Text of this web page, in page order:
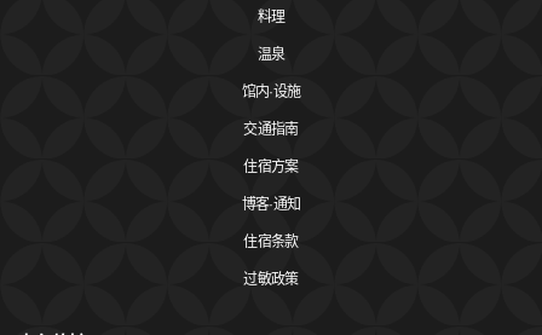
料理
温泉
馆内·设施
交通指南
住宿方案
博客·通知
住宿条款
过敏政策